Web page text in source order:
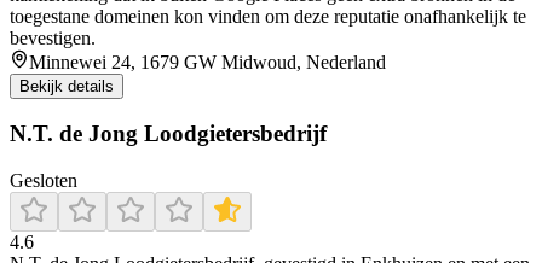
toegestane domeinen kon vinden om deze reputatie onafhankelijk te
bevestigen.
Minnewei 24, 1679 GW Midwoud, Nederland
Bekijk details
N.T. de Jong Loodgietersbedrijf
Gesloten
4.6